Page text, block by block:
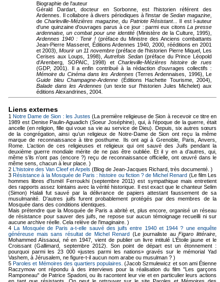
Biographie de l'auteur
Gérald Dardart, docteur en Sorbonne, est l'historien référent des
Ardennes. Il collabore à divers périodiques à l'instar deSedan magazine
deCharleville-Mézières magazine, du Patriote Résistant... Il est l-auteur
d'une quinzaine d'ouvrages parus à ce jour : parmi eux citonsLa presse
ardennaise, un combat pour une identité(Ministère de la Culture, 1995),
Ardennes 1940 : Tenir !(préface du Ministre des Anciens combattants
Jean-Pierre Masseret, Éditions Ardennes 1940, 2000, rééditions en 2001
et 2003),Mourir un 11 novembre(préface de l'historien Pierre Miquel, Les
Cerises aux Loups, 1998),Autrefois Sedan(préface du Prince Léopold
d'Arenberg, SOPAIC, 1998) etCharleville-Mézières histoire de rues
(GDP, 2001). Il a enfin contribué à la rédaction d'ouvrages collectifs :
Mémoire du Cinéma dans les Ardennes(Terres Ardennaises, 1996), Le
Guide bleu Champagne-Ardenne (Éditions Hachette Tourisme, 2004),
Balade dans les Ardennes (un texte sur l'historien Jules Michelet) aux
éditions Alexandrines, 2004.
Liens externes
1Notre Dame de Sion : les Justes (La première religieuse de Sion à recevoir ce titre en
1989 est Denise Paulin-Aguadich (Soeur Joséphine), qui, à l’époque de la guerre, était
ancelle (en religion, fille qui voue sa vie au service de Dieu). Depuis, six autres sœurs
de la congrégation, ainsi qu’un religieux de Notre-Dame de Sion ont reçu la même
marque de reconnaissance à titre posthume. Ils ont agi à Grenoble, Paris, Anvers,
Rome. L’action de ces religieuses et religieux qui ont sauvé des Juifs pendant la
deuxième guerre mondiale mérite de ne pas être oubliée. Et il y en a d’autres, qui,
même s’ils n’ont pas (encore ?) reçu de reconnaissance officielle, ont œuvré dans le
même sens, chacun à leur place. )
2 L'histoire des Van Cleef et Arpels (Blog de Jean-Jacques Richard, très documenté. )
3Résistance à la Mosquée de Paris : histoire ou fiction ? de Michel Renard (Le film Les
hommes libres d'Ismël Ferroukhi (septembre 2011) est sympathique mais entretient
des rapports assez lointains avec la vérité historique. Il est exact que le chanteur Selim
(Simon) Halali fut sauvé par la délivrance de papiers attestant faussement de sa
musulmanité. D'autres juifs furent probablement protégés par des membres de la
Mosquée dans des conditions identiques.
Mais prétendre que la Mosquée de Paris a abrité et, plus encore, organisé un réseau
de résistance pour sauver des juifs, ne repose sur aucun témoignage recueilli ni sur
aucune archive réelle. Cela relève de l'imaginaire. )
4La Mosquée de Paris a-t-elle sauvé des juifs entre 1940 et 1944 ? une enquête
généreuse mais sans résultat de Michel Renard (Le journaliste auFigaro littéraire
Mohammed Aïssaoui, né en 1947, vient de publier un livre intitulé L’Étoile jaune et le
Croissant (Gallimard, septembre 2012). Son point de départ est un étonnement :
pourquoi parmi les 23 000 «justes parmi les nations» gravés sur le mémorial Yad
Vashem, à Jérusalem, ne figure-t-il aucun nom arabe ou musulman ? )
5Paroles et Mémoires des quartiers populaires. (Jacob Szmulewicz et son ami Étienne
Raczymow ont répondu à des interviews pour la réalisation du film "Les garçons
Ramponeau" de Patrice Spadoni, ou ils racontent leur vie et en particulier leurs actions